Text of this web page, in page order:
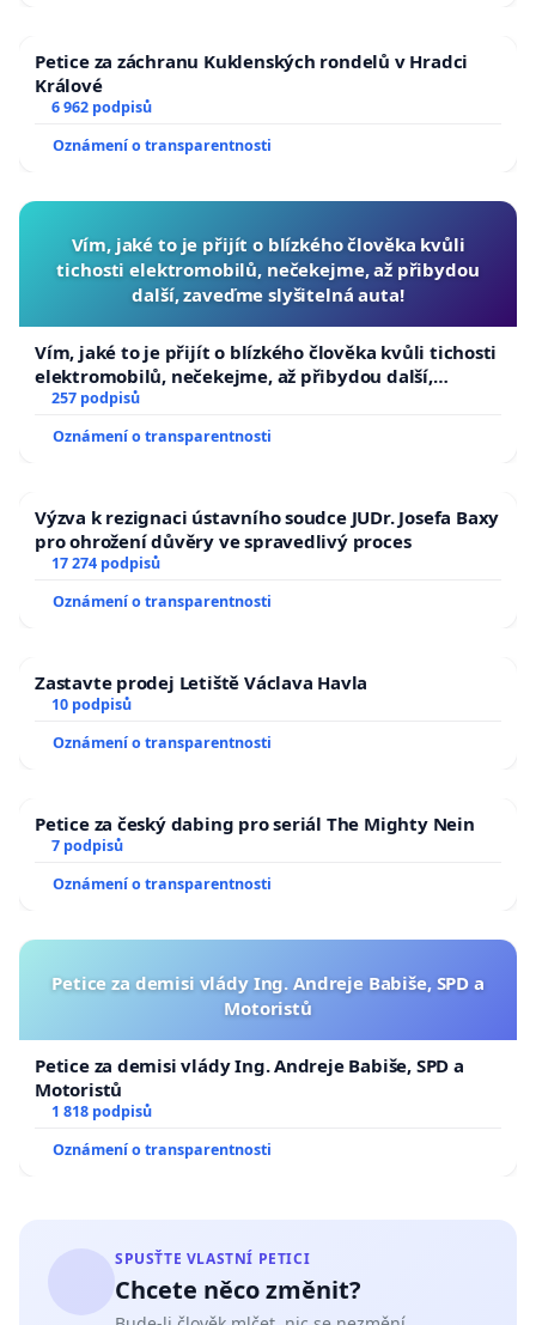
Petice za záchranu Kuklenských rondelů v Hradci
Králové
6 962 podpisů
Oznámení o transparentnosti
Vím, jaké to je přijít o blízkého člověka kvůli
tichosti elektromobilů, nečekejme, až přibydou
další, zaveďme slyšitelná auta!
Vím, jaké to je přijít o blízkého člověka kvůli tichosti
elektromobilů, nečekejme, až přibydou další,
zaveďme slyšitelná auta!
257 podpisů
Oznámení o transparentnosti
Výzva k rezignaci ústavního soudce JUDr. Josefa Baxy
pro ohrožení důvěry ve spravedlivý proces
17 274 podpisů
Oznámení o transparentnosti
Zastavte prodej Letiště Václava Havla
10 podpisů
Oznámení o transparentnosti
Petice za český dabing pro seriál The Mighty Nein
7 podpisů
Oznámení o transparentnosti
Petice za demisi vlády Ing. Andreje Babiše, SPD a
Motoristů
Petice za demisi vlády Ing. Andreje Babiše, SPD a
Motoristů
1 818 podpisů
Oznámení o transparentnosti
SPUSŤTE VLASTNÍ PETICI
Chcete něco změnit?